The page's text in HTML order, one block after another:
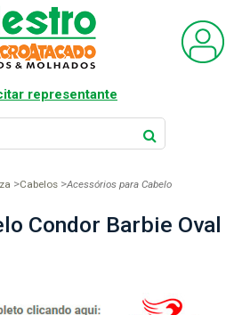
representante
Cabelos Acessórios para Cabelo
Condor Barbie Oval